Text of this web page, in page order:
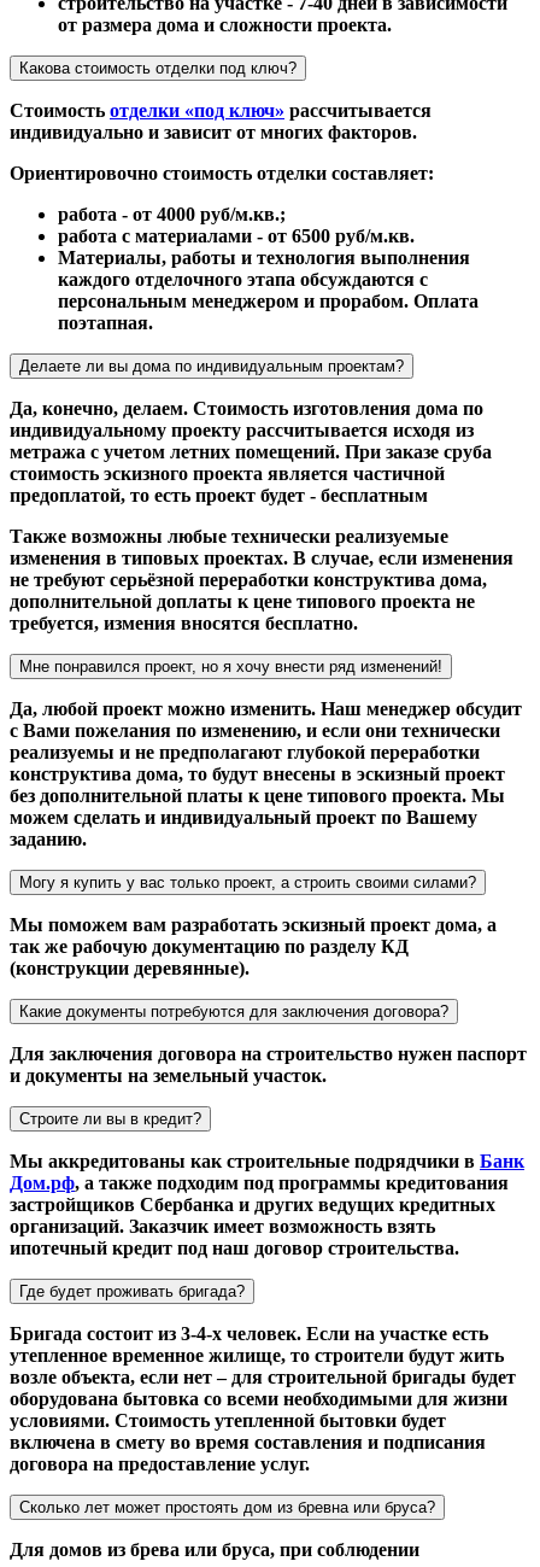
от размера дома и сложности проекта.
Какова стоимость отделки под ключ?
Стоимость отделки «под ключ» рассчитывается
индивидуально и зависит от многих факторов.
Ориентировочно стоимость отделки составляет:
работа - от 4000 руб/м.кв.;
работа с материалами - от 6500 руб/м.кв.
Материалы, работы и технология выполнения
каждого отделочного этапа обсуждаются с
персональным менеджером и прорабом. Оплата
поэтапная.
Делаете ли вы дома по индивидуальным проектам?
Да, конечно, делаем. Стоимость изготовления дома по
индивидуальному проекту рассчитывается исходя из
метража с учетом летних помещений. При заказе сруба
стоимость эскизного проекта является частичной
предоплатой, то есть проект будет - бесплатным
Также возможны любые технически реализуемые
изменения в типовых проектах. В случае, если изменения
не требуют серьёзной переработки конструктива дома,
дополнительной доплаты к цене типового проекта не
требуется, измения вносятся бесплатно.
Мне понравился проект, но я хочу внести ряд изменений!
Да, любой проект можно изменить. Наш менеджер обсудит
с Вами пожелания по изменению, и если они технически
реализуемы и не предполагают глубокой переработки
конструктива дома, то будут внесены в эскизный проект
без дополнительной платы к цене типового проекта. Мы
можем сделать и индивидуальный проект по Вашему
заданию.
Могу я купить у вас только проект, а строить своими силами?
Мы поможем вам разработать эскизный проект дома, а
так же рабочую документацию по разделу КД
(конструкции деревянные).
Какие документы потребуются для заключения договора?
Для заключения договора на строительство нужен паспорт
и документы на земельный участок.
Строите ли вы в кредит?
Мы аккредитованы как строительные подрядчики в Банк
Дом.рф, а также подходим под программы кредитования
застройщиков Сбербанка и других ведущих кредитных
организаций. Заказчик имеет возможность взять
ипотечный кредит под наш договор строительства.
Где будет проживать бригада?
Бригада состоит из 3-4-х человек. Если на участке есть
утепленное временное жилище, то строители будут жить
возле объекта, если нет – для строительной бригады будет
оборудована бытовка со всеми необходимыми для жизни
условиями. Стоимость утепленной бытовки будет
включена в смету во время составления и подписания
договора на предоставление услуг.
Сколько лет может простоять дом из бревна или бруса?
Для домов из брева или бруса, при соблюдении